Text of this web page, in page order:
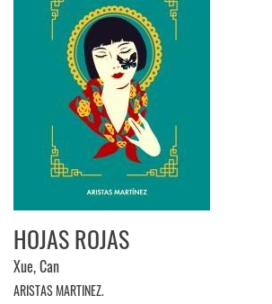
HOJAS ROJAS
Xue, Can
ARISTAS MARTINEZ.